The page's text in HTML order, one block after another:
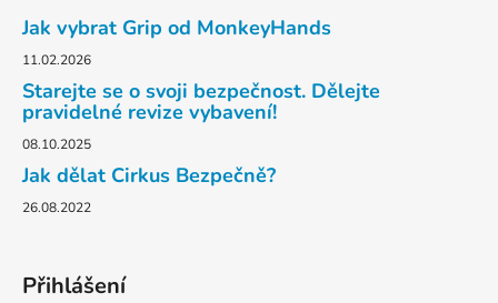
c
p
r
v
y
Jak vybrat Grip od MonkeyHands
11.02.2026
Starejte se o svoji bezpečnost. Dělejte
pravidelné revize vybavení!
08.10.2025
Jak dělat Cirkus Bezpečně?
26.08.2022
Přihlášení